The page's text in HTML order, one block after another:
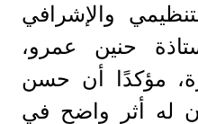
والإشرافي
حنين عمرو،
مؤكدًا أن حسن
له أثر واضح في